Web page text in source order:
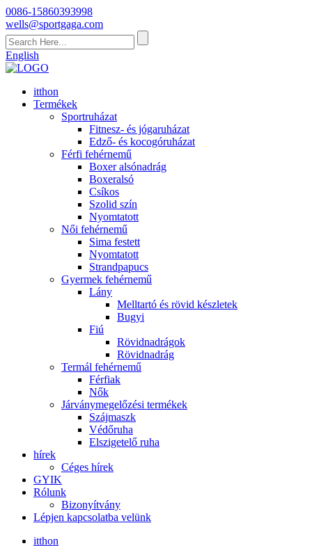
0086-15860393998
wells@sportgaga.com
English
itthon
Termékek
Sportruházat
Fitnesz- és jógaruházat
Edző- és kocogóruházat
Férfi fehérnemű
Boxer alsónadrág
Boxeralsó
Csíkos
Szolid szín
Nyomtatott
Női fehérnemű
Sima festett
Nyomtatott
Strandpapucs
Gyermek fehérnemű
Lány
Melltartó és rövid készletek
Bugyi
Fiú
Rövidnadrágok
Rövidnadrág
Termál fehérnemű
Férfiak
Nők
Járványmegelőzési termékek
Szájmaszk
Védőruha
Elszigetelő ruha
hírek
Céges hírek
GYIK
Rólunk
Bizonyítvány
Lépjen kapcsolatba velünk
itthon